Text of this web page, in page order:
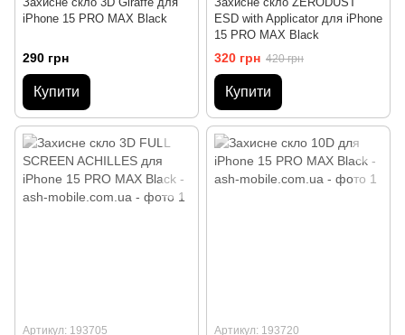
iPhone 15 PRO MAX Black
290 грн
Купити
ESD with Applicator для iPhone
15 PRO MAX Black
320 грн 420 грн
Купити
Артикул: 193705 Артикул: 193720